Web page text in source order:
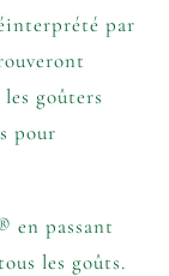
par
goûters
pour
en passant
les goûts.